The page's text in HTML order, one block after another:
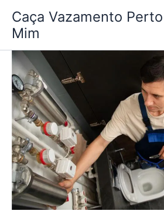
para
conteúdo
Caça Vazamento
Mim